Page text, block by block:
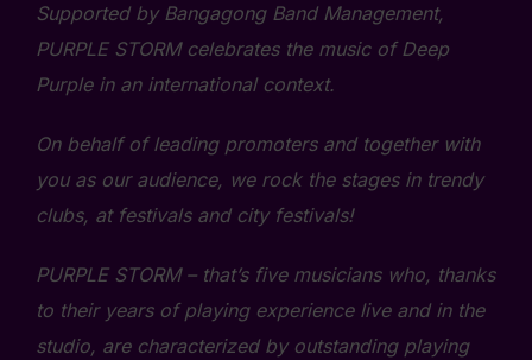
Supported by Bangagong Band Management,
PURPLE STORM celebrates the music of Deep
Purple in an international context.
On behalf of leading promoters and together with
you as our audience, we rock the stages in trendy
clubs, at festivals and city festivals!
PURPLE STORM – that’s five musicians who, thanks
to their years of playing experience live and in the
studio, are characterized by outstanding playing